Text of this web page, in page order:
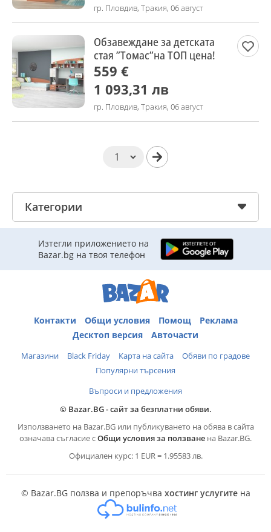
гр. Пловдив, Тракия, 06 август
Обзавеждане за детската
стая ”Томас”на ТОП цена!
559 €
1 093,31 лв
гр. Пловдив, Тракия, 06 август
Категории
Изтегли приложението на
Bazar.bg на твоя телефон
Контакти Общи условия Помощ
Реклама
Десктоп версия
Авточасти
Магазини Black Friday Карта на сайта
Обяви по градове
Популярни търсения
Въпроси и предложения
© Bazar.BG - сайт за безплатни обяви.
Използването на Bazar.BG или публикуването на обява в сайта
означава съгласие сОбщи условия за ползване на Bazar.BG.
Официален курс: 1 EUR = 1.95583 лв.
© Bazar.BG ползва и препоръчва хостинг услугитена